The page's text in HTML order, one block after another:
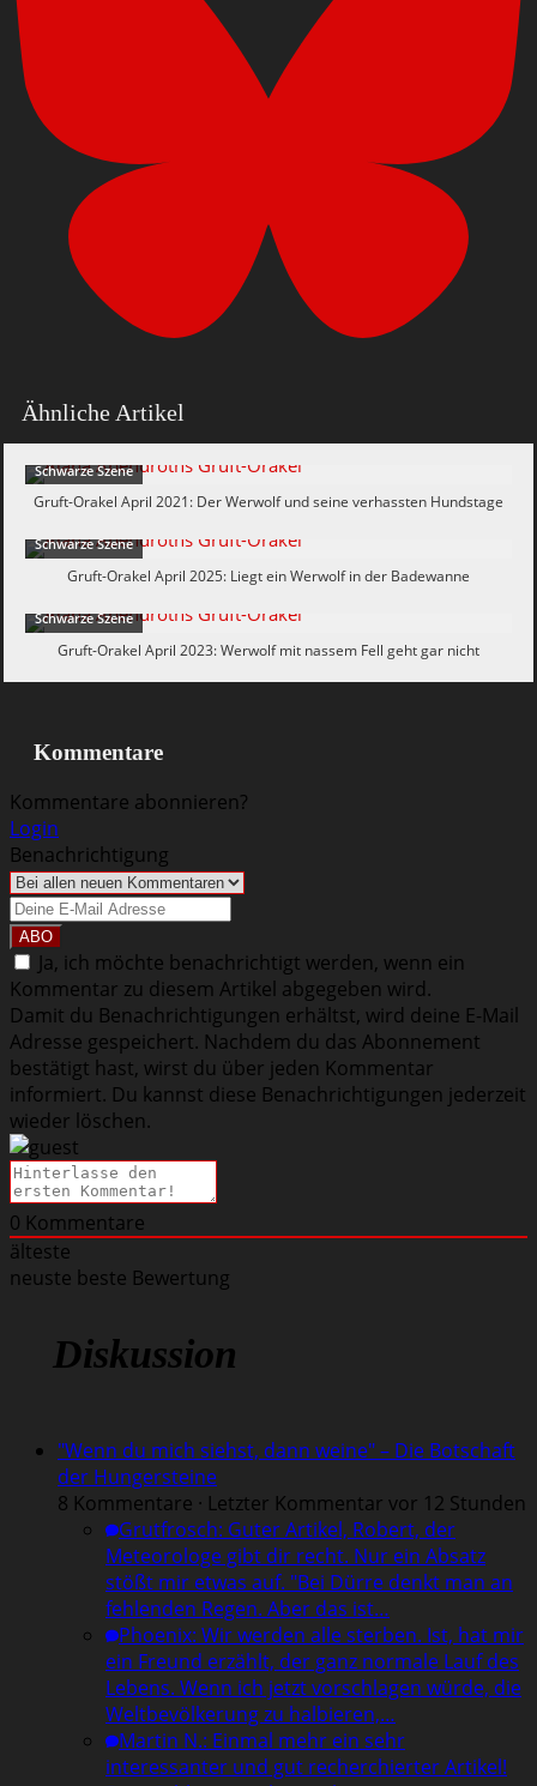
Ähnliche Artikel
Schwarze Szene
Gruft-Orakel April 2021: Der Werwolf und seine verhassten Hundstage
Schwarze Szene
Gruft-Orakel April 2025: Liegt ein Werwolf in der Badewanne
Schwarze Szene
Gruft-Orakel April 2023: Werwolf mit nassem Fell geht gar nicht
Kommentare
Kommentare abonnieren?
Login
Benachrichtigung
Ja, ich möchte benachrichtigt werden, wenn ein
Kommentar zu diesem Artikel abgegeben wird.
Damit du Benachrichtigungen erhältst, wird deine E-Mail
Adresse gespeichert. Nachdem du das Abonnement
bestätigt hast, wirst du über jeden Kommentar
informiert. Du kannst diese Benachrichtigungen jederzeit
wieder löschen.
0 Kommentare
älteste
neuste beste Bewertung
Diskussion
"Wenn du mich siehst, dann weine" – Die Botschaft
der Hungersteine
8 Kommentare · Letzter Kommentar vor 12 Stunden
Grutfrosch: Guter Artikel, Robert, der
Meteorologe gibt dir recht. Nur ein Absatz
stößt mir etwas auf. "Bei Dürre denkt man an
fehlenden Regen. Aber das ist…
Phoenix: Wir werden alle sterben. Ist, hat mir
ein Freund erzählt, der ganz normale Lauf des
Lebens. Wenn ich jetzt vorschlagen würde, die
Weltbevölkerung zu halbieren,…
Martin N.: Einmal mehr ein sehr
interessanter und gut recherchierter Artikel!